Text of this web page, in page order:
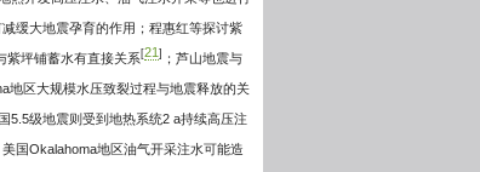
缓大地震孕育的作用；程惠红等探讨紫
紫坪铺蓄水有直接关系[21] ；芦山地震与
地区大规模水压致裂过程与地震释放的关
5.5级地震则受到地热系统2 a持续高压注
美国Okalahoma地区油气开采注水可能造